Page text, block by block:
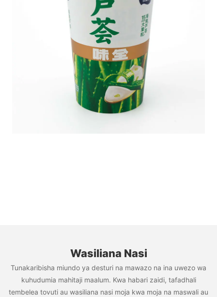
Wasiliana Nasi
Tunakaribisha miundo ya desturi na mawazo na ina uwezo wa
kuhudumia mahitaji maalum. Kwa habari zaidi, tafadhali
tembelea tovuti au wasiliana nasi moja kwa moja na maswali au